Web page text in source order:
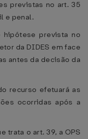
previstas no art. 35
e penal.
hipótese prevista no
da DIDES em face
antes da decisão da
recurso efetuará as
ocorridas após a
trata o art. 39, a OPS